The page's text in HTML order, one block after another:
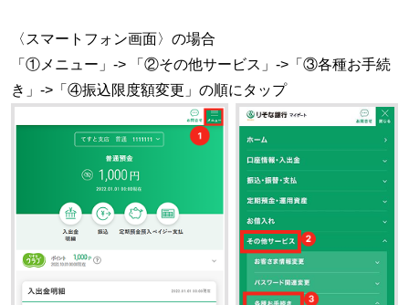
〈スマートフォン画面〉の場合
「①メニュー」-> 「②その他サービス」->「③各種お手続
き」->「④振込限度額変更」の順にタップ